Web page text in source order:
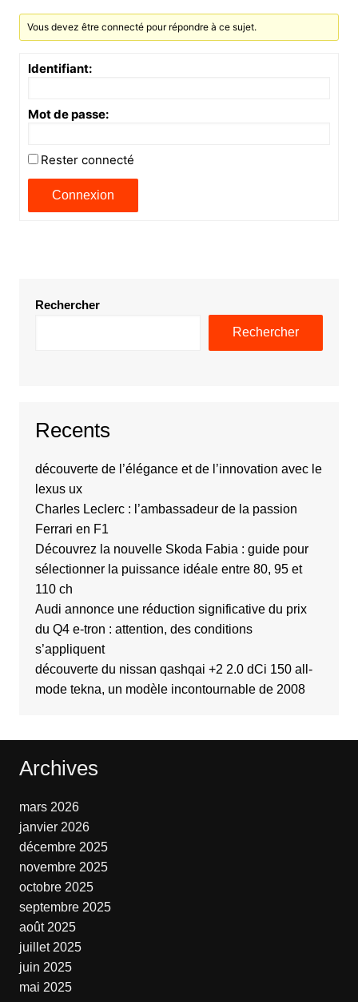
Vous devez être connecté pour répondre à ce sujet.
Identifiant:
Mot de passe:
Rester connecté
Connexion
Rechercher
Rechercher
Recents
découverte de l’élégance et de l’innovation avec le
lexus ux
Charles Leclerc : l’ambassadeur de la passion
Ferrari en F1
Découvrez la nouvelle Skoda Fabia : guide pour
sélectionner la puissance idéale entre 80, 95 et
110 ch
Audi annonce une réduction significative du prix
du Q4 e-tron : attention, des conditions
s’appliquent
découverte du nissan qashqai +2 2.0 dCi 150 all-
mode tekna, un modèle incontournable de 2008
Archives
mars 2026
janvier 2026
décembre 2025
novembre 2025
octobre 2025
septembre 2025
août 2025
juillet 2025
juin 2025
mai 2025